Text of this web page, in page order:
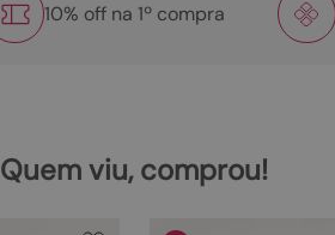
10% off na 1º compra
Quem viu, comprou!